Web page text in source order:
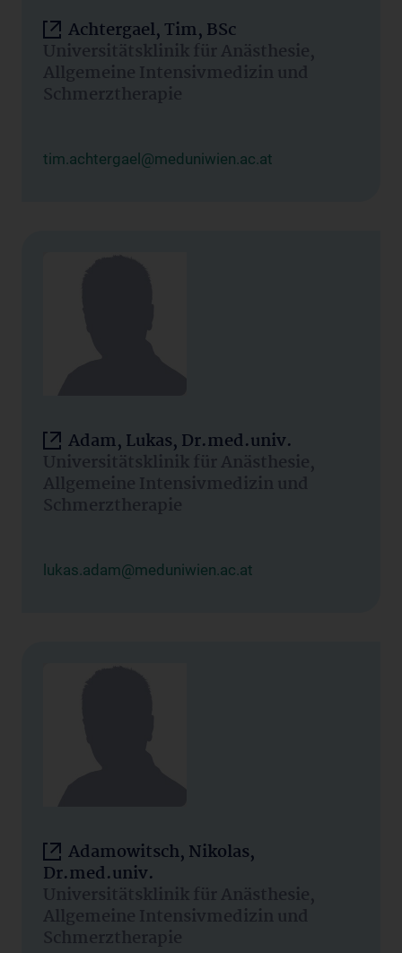
Achtergael, Tim, BSc
Universitätsklinik für Anästhesie,
Allgemeine Intensivmedizin und
Schmerztherapie
tim.achtergael@meduniwien.ac.at
Adam, Lukas, Dr.med.univ.
Universitätsklinik für Anästhesie,
Allgemeine Intensivmedizin und
Schmerztherapie
lukas.adam@meduniwien.ac.at
Adamowitsch, Nikolas,
Dr.med.univ.
Universitätsklinik für Anästhesie,
Allgemeine Intensivmedizin und
Schmerztherapie